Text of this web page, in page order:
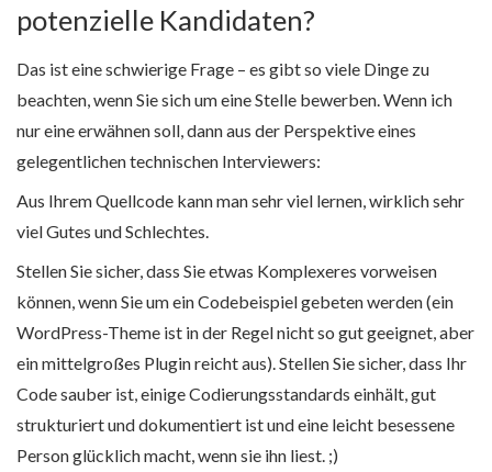
potenzielle Kandidaten?
Das ist eine schwierige Frage – es gibt so viele Dinge zu
beachten, wenn Sie sich um eine Stelle bewerben. Wenn ich
nur eine erwähnen soll, dann aus der Perspektive eines
gelegentlichen technischen Interviewers:
Aus Ihrem Quellcode kann man sehr viel lernen, wirklich sehr
viel Gutes und Schlechtes.
Stellen Sie sicher, dass Sie etwas Komplexeres vorweisen
können, wenn Sie um ein Codebeispiel gebeten werden (ein
WordPress-Theme ist in der Regel nicht so gut geeignet, aber
ein mittelgroßes Plugin reicht aus). Stellen Sie sicher, dass Ihr
Code sauber ist, einige Codierungsstandards einhält, gut
strukturiert und dokumentiert ist und eine leicht besessene
Person glücklich macht, wenn sie ihn liest. ;)